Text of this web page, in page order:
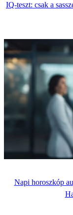
IQ-teszt: csak a
Napi horoszkóp